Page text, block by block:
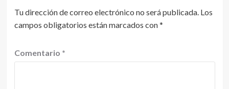
Tu dirección de correo electrónico no será publicada. Los
campos obligatorios están marcados con*
Comentario *